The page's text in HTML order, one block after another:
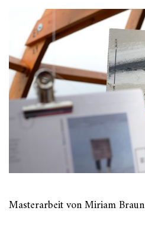
Masterarbeit von Miriam Braun